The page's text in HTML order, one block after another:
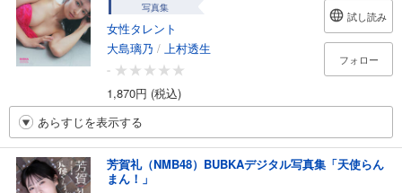
写真集
女性タレント
大島璃乃 / 上村透生
-
1,870円 (税込)
試し読み
フォロー
あらすじを表示する
芳賀礼（NMB48）BUBKAデジタル写真集「天使らん
まん！」